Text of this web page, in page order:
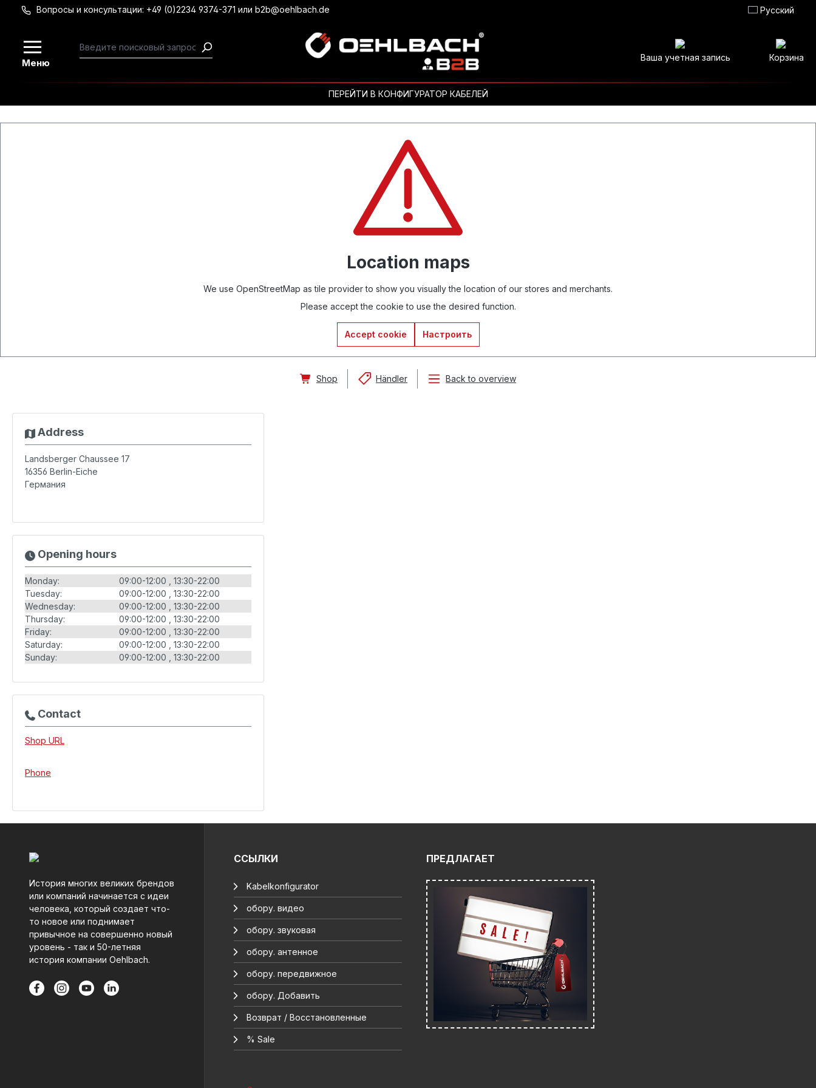
Перейти к основному содержанию
Вопросы и консультации: +49 (0)2234 9374-371 или b2b@oehlbach.de Русский
Меню Ваша учетная запись Корзина
ПЕРЕЙТИ В КОНФИГУРАТОР КАБЕЛЕЙ
Location maps
We use OpenStreetMap as tile provider to show you visually the location of our stores and merchants.
Please accept the cookie to use the desired function.
Accept cookie Настроить
Shop Händler Back to overview
Address
Landsberger Chaussee 17
16356 Berlin-Eiche
Германия
Opening hours
Monday: 09:00-12:00
13:30-22:00
Tuesday:
09:00-12:00
13:30-22:00
Wednesday:
09:00-12:00
13:30-22:00
Thursday:
09:00-12:00
13:30-22:00
Friday:
09:00-12:00
13:30-22:00
Saturday:
09:00-12:00
13:30-22:00
Sunday:
09:00-12:00 13:30-22:00
Contact
Shop URL
Phone
История многих великих брендов
или компаний начинается с идеи
человека, который создает что-
то новое или поднимает
привычное на совершенно новый
уровень - так и 50-летняя
история компании Oehlbach.
ССЫЛКИ
Kabelkonfigurator
обору. видео
обору. звуковая
обору. антенное
обору. передвижное
обору. Добавить
Возврат / Восстановленные
% Sale
ПРЕДЛАГАЕТ